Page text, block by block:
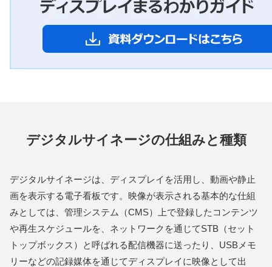
デジタルサイネージの仕組みと種類
デジタルサイネージは、ディスプレイを活用し、動画や静止
画を表示する電子看板です。映像が表示される基本的な仕組
みとしては、管理システム（CMS）上で登録したコンテンツ
や再生スケジュールを、ネットワークを通じてSTB（セット
トップボックス）と呼ばれる配信機器に送ったり、USBメモ
リーなどの記録媒体を通じてディスプレイに映像として出